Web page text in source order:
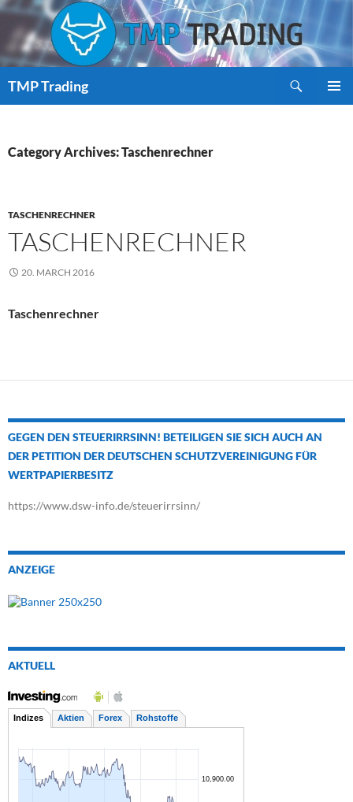
TMP Trading
Category Archives: Taschenrechner
TASCHENRECHNER
TASCHENRECHNER
20. MARCH 2016
Taschenrechner
GEGEN DEN STEUERIRRSINN! BETEILIGEN SIE SICH AUCH AN
DER PETITION DER DEUTSCHEN SCHUTZVEREINIGUNG FÜR
WERTPAPIERBESITZ
https://www.dsw-info.de/steuerirrsinn/
ANZEIGE
AKTUELL